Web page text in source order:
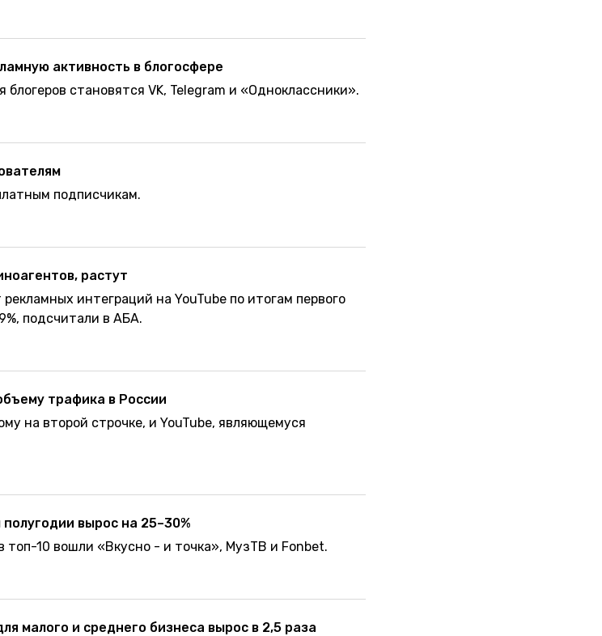
активность в блогосфере
становятся VK, Telegram и «Одноклассники».
подписчикам.
растут
интеграций на YouTube по итогам первого
подсчитали в АБА.
трафика в России
на второй строчке, и YouTube, являющемуся
вырос на 25–30%
топ-10 вошли «Вкусно - и точка», МузТВ и Fonbet.
малого и среднего бизнеса вырос в 2,5 раза